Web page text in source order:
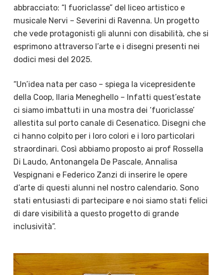
abbracciato: “I fuoriclasse” del liceo artistico e
musicale Nervi – Severini di Ravenna. Un progetto
che vede protagonisti gli alunni con disabilità, che si
esprimono attraverso l’arte e i disegni presenti nei
dodici mesi del 2025.
“Un’idea nata per caso – spiega la vicepresidente
della Coop, Ilaria Meneghello – Infatti quest’estate
ci siamo imbattuti in una mostra dei ‘fuoriclasse’
allestita sul porto canale di Cesenatico. Disegni che
ci hanno colpito per i loro colori e i loro particolari
straordinari. Così abbiamo proposto ai prof Rossella
Di Laudo, Antonangela De Pascale, Annalisa
Vespignani e Federico Zanzi di inserire le opere
d’arte di questi alunni nel nostro calendario. Sono
stati entusiasti di partecipare e noi siamo stati felici
di dare visibilità a questo progetto di grande
inclusività”.